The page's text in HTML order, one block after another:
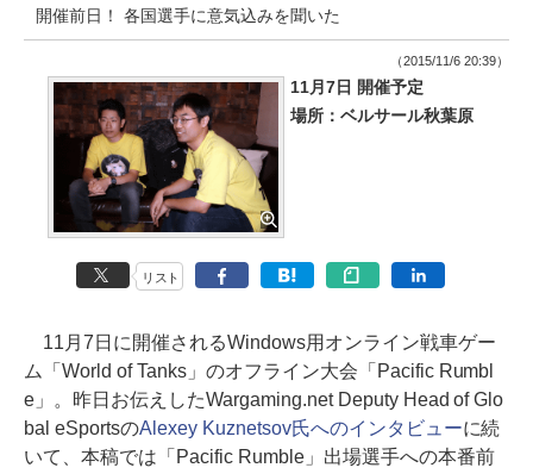
開催前日！ 各国選手に意気込みを聞いた
（2015/11/6 20:39）
11月7日 開催予定
場所：ベルサール秋葉原
リスト
11月7日に開催されるWindows用オンライン戦車ゲー
ム「World of Tanks」のオフライン大会「Pacific Rumbl
e」。昨日お伝えしたWargaming.net Deputy Head of Glo
bal eSportsのAlexey Kuznetsov氏へのインタビューに続
いて、本稿では「Pacific Rumble」出場選手への本番前